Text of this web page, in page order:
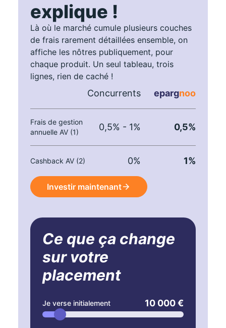
explique !
Là où le marché cumule plusieurs couches
de frais rarement détaillées ensemble, on
affiche les nôtres publiquement, pour
chaque produit. Un seul tableau, trois
lignes, rien de caché !
Concurrents epargnoo
Frais de gestion
annuelle AV (1)
0,5% - 1% 0,5%
Cashback AV (2) 0% 1%
Investir maintenant
Ce que ça change
sur votre
placement
Je verse initialement 10 000 €